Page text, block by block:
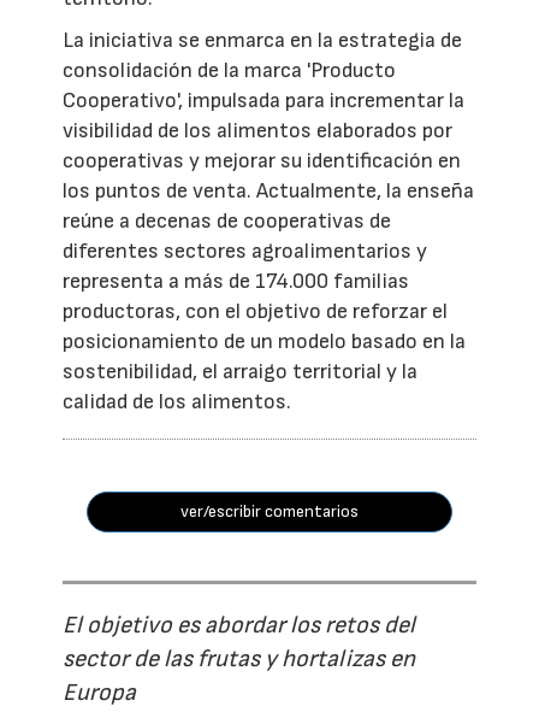
La iniciativa se enmarca en la estrategia de
consolidación de la marca 'Producto
Cooperativo', impulsada para incrementar la
visibilidad de los alimentos elaborados por
cooperativas y mejorar su identificación en
los puntos de venta. Actualmente, la enseña
reúne a decenas de cooperativas de
diferentes sectores agroalimentarios y
representa a más de 174.000 familias
productoras, con el objetivo de reforzar el
posicionamiento de un modelo basado en la
sostenibilidad, el arraigo territorial y la
calidad de los alimentos.
ver/escribir comentarios
El objetivo es abordar los retos del
sector de las frutas y hortalizas en
Europa